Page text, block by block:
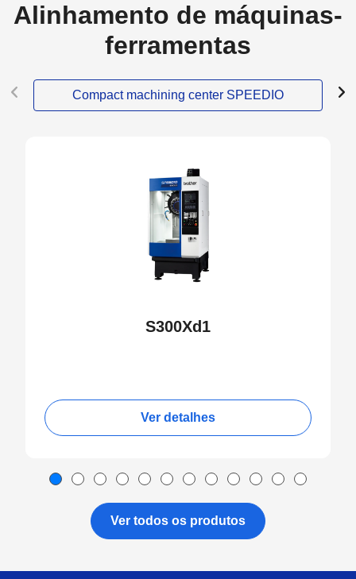
Alinhamento de máquinas-
ferramentas
Compact machining center SPEEDIO
S300Xd1
Ver detalhes
Ver todos os produtos